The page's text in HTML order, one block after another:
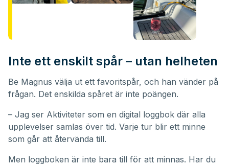
Inte ett enskilt spår – utan helheten
Be Magnus välja ut ett favoritspår, och han vänder på
frågan. Det enskilda spåret är inte poängen.
– Jag ser Aktiviteter som en digital loggbok där alla
upplevelser samlas över tid. Varje tur blir ett minne
som går att återvända till.
Men loggboken är inte bara till för att minnas. Har du